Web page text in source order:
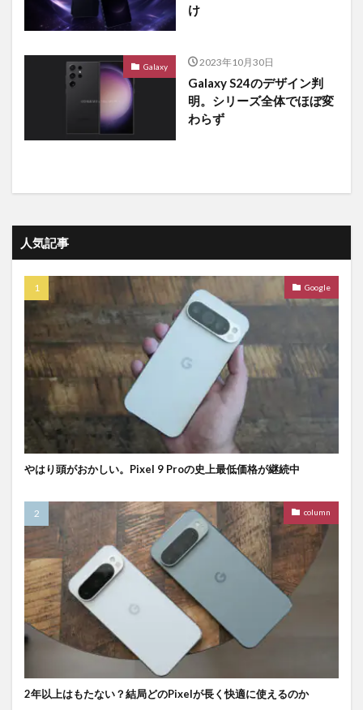
け
Galaxy 2023年10月30日
Galaxy S24のデザイン判
明。シリーズ全体でほぼ変
わらず
人気記事
Google
やはり頭がおかしい。Pixel 9 Proの史上最低価格が継続中
column
2年以上はもたない？結局どのPixelが長く快適に使えるのか